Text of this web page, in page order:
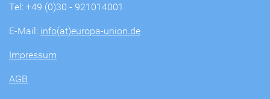
Tel: +49 (0)30 - 921014001
E-Mail: info(at)europa-union.de
Impressum
AGB